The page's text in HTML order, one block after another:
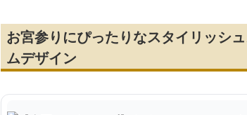
お宮参りにぴったりなスタイリッシ
ムデザイン